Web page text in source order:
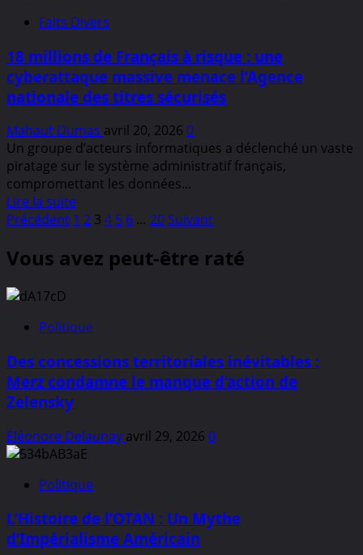
révolution
en
cours
en
:
Péter
Magyar
attaque
les
fondations
système
Orbán
Faits Divers
18 millions de Français à risque : une
cyberattaque massive menace l’Agence
nationale des titres sécurisés
Mahaut Dumas avril 20, 2026 0
Un groupe d’acteurs informatiques a déclenché un vaste
piratage sur le système administratif français,
compromettant les données...
Lire la suiteEn
savoir
sur
Français
risque
:
massive
menace
nationale
titres
sécurisés
Pagination
des
publications
Précédent 1 2 3 4 5 6 … 20Suivant
Vous avez peut-être raté
Politique
Des concessions territoriales inévitables :
Merz condamne le manque d’action de
Zelensky
Éléonore Delaunay avril 29, 2026 0
Politique
L’Histoire de l’OTAN : Un Mythe
d’Impérialisme Américain